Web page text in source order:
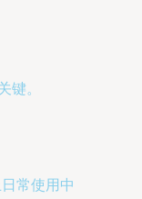
键。
常使用中